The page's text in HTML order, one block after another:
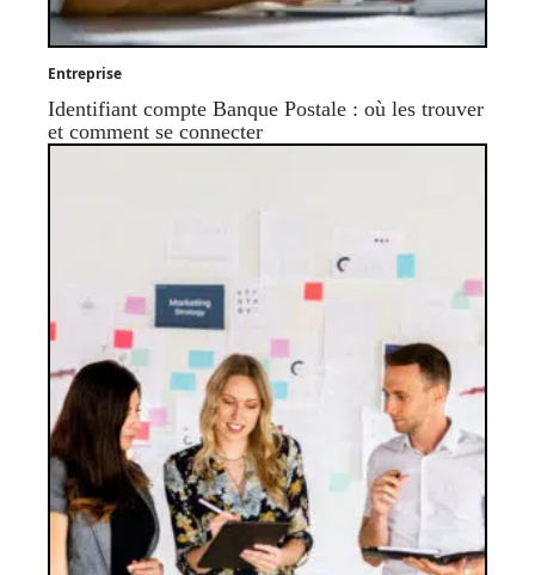
Entreprise
Identifiant compte Banque Postale : où les trouver
et comment se connecter